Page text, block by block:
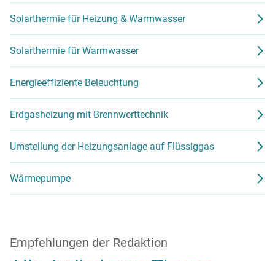
Solarthermie für Heizung & Warmwasser
Solarthermie für Warmwasser
Energieeffiziente Beleuchtung
Erdgasheizung mit Brennwerttechnik
Umstellung der Heizungsanlage auf Flüssiggas
Wärmepumpe
Empfehlungen der Redaktion